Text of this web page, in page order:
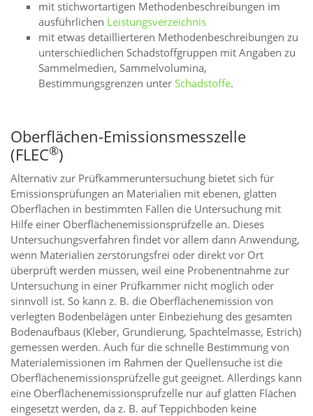
mit stichwortartigen Methodenbeschreibungen im
ausführlichen Leistungsverzeichnis
mit etwas detaillierteren Methodenbeschreibungen zu
unterschiedlichen Schadstoffgruppen mit Angaben zu
Sammelmedien, Sammelvolumina,
Bestimmungsgrenzen unter Schadstoffe.
Oberflächen-Emissionsmesszelle
(FLEC®)
Alternativ zur Prüfkammeruntersuchung bietet sich für
Emissionsprüfungen an Materialien mit ebenen, glatten
Oberflächen in bestimmten Fällen die Untersuchung mit
Hilfe einer Oberflächenemissionsprüfzelle an. Dieses
Untersuchungsverfahren findet vor allem dann Anwendung,
wenn Materialien zerstörungsfrei oder direkt vor Ort
überprüft werden müssen, weil eine Probenentnahme zur
Untersuchung in einer Prüfkammer nicht möglich oder
sinnvoll ist. So kann z. B. die Oberflächenemission von
verlegten Bodenbelägen unter Einbeziehung des gesamten
Bodenaufbaus (Kleber, Grundierung, Spachtelmasse, Estrich)
gemessen werden. Auch für die schnelle Bestimmung von
Materialemissionen im Rahmen der Quellensuche ist die
Oberflächenemissionsprüfzelle gut geeignet. Allerdings kann
eine Oberflächenemissionsprüfzelle nur auf glatten Flächen
eingesetzt werden, da z. B. auf Teppichboden keine